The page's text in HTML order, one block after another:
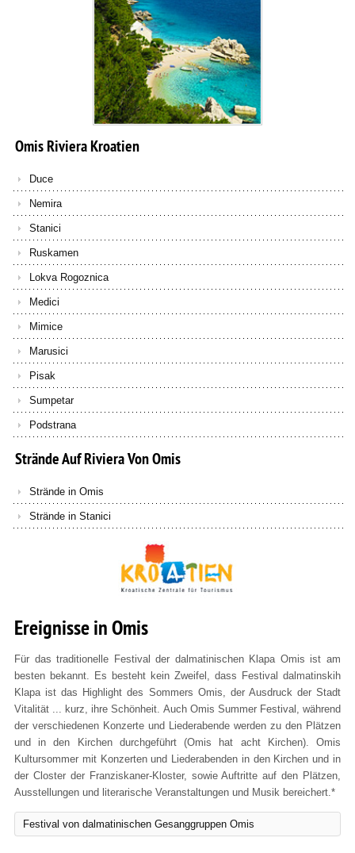
OmisRivieraKroatien
Duce
Nemira
Stanici
Ruskamen
Lokva Rogoznica
Medici
Mimice
Marusici
Pisak
Sumpetar
Podstrana
SträndeAufRivieraVonOmis
Strände in Omis
Strände in Stanici
Ereignisse in Omis
Für das traditionelle Festival der dalmatinischen Klapa Omis ist am
besten bekannt. Es besteht kein Zweifel, dass Festival dalmatinskih
Klapa ist das Highlight des Sommers Omis, der Ausdruck der Stadt
Vitalität ... kurz, ihre Schönheit. Auch Omis Summer Festival, während
der verschiedenen Konzerte und Liederabende werden zu den Plätzen
und in den Kirchen durchgeführt (Omis hat acht Kirchen). Omis
Kultursommer mit Konzerten und Liederabenden in den Kirchen und in
der Closter der Franziskaner-Kloster, sowie Auftritte auf den Plätzen,
Ausstellungen und literarische Veranstaltungen und Musik bereichert.*
Festival von dalmatinischen Gesanggruppen Omis